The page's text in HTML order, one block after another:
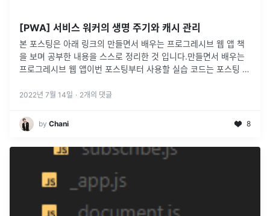
[PWA] 서비스 워커의 생명 주기와 캐시 관리
본 포스팅은 아래 링크의 만들면서 배우는 프로그레시브 웹 앱 책
을 보며 공부한 내용을 스스로 정리한 것 입니다.만들면서 배우는
프로그레시브 웹 앱이번 포스팅부터 사용할 실습 코드는 포스팅 맨
2022년 7월 14일 · 2개의 댓글
by Chani 8